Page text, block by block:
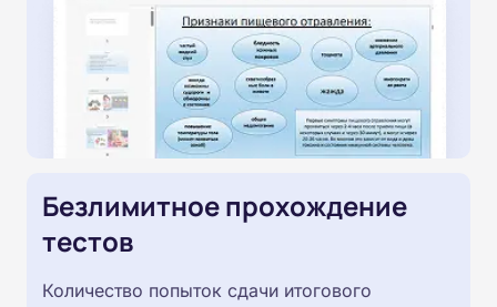
Безлимитное прохождение
тестов
Количество попыток сдачи итогового